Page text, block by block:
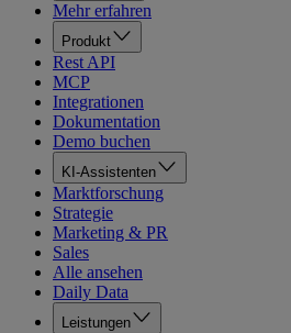
Mehr erfahren
Produkt
Rest API
MCP
Integrationen
Dokumentation
Demo buchen
KI-Assistenten
Marktforschung
Strategie
Marketing & PR
Sales
Alle ansehen
Daily Data
Leistungen